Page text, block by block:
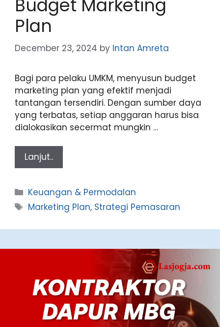
Budget Marketing
Plan
December 23, 2024 by Intan Amreta
Bagi para pelaku UMKM, menyusun budget
marketing plan yang efektif menjadi
tantangan tersendiri. Dengan sumber daya
yang terbatas, setiap anggaran harus bisa
dialokasikan secermat mungkin …
Lanjut..
Categories
Keuangan & Permodalan
Tags
Marketing Plan, Strategi Pemasaran